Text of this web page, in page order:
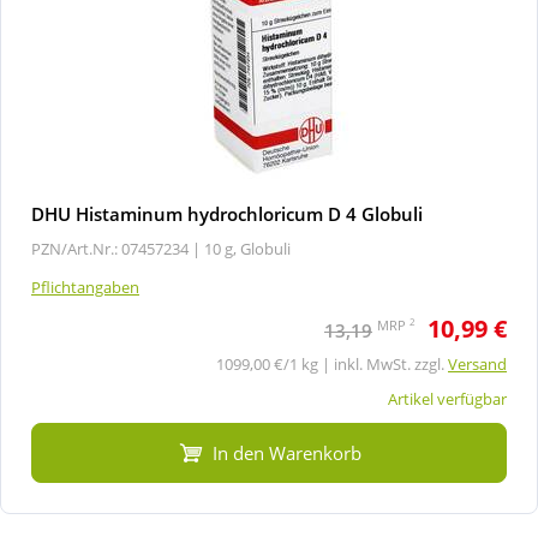
DHU Histaminum hydrochloricum D 4 Globuli
PZN/Art.Nr.: 07457234 | 10 g, Globuli
Pflichtangaben
13,19 MRP 2 10,99 €
1099,00 €/1 kg | inkl. MwSt. zzgl.Versand
Artikel verfügbar
In den Warenkorb